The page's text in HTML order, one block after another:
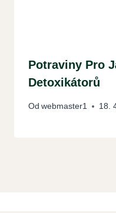
Potraviny Pro
Detoxikátorů
Od webmaster1 18.